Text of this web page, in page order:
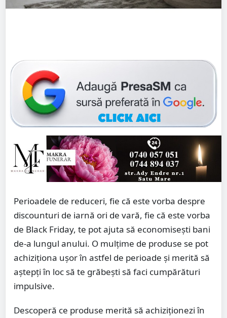
Perioadele de reduceri, fie că este vorba despre
discounturi de iarnă ori de vară, fie că este vorba
de Black Friday, te pot ajuta să economiseşti bani
de-a lungul anului. O mulţime de produse se pot
achiziţiona uşor în astfel de perioade şi merită să
aştepţi în loc să te grăbeşti să faci cumpărături
impulsive.
Descoperă ce produse merită să achiziţionezi în